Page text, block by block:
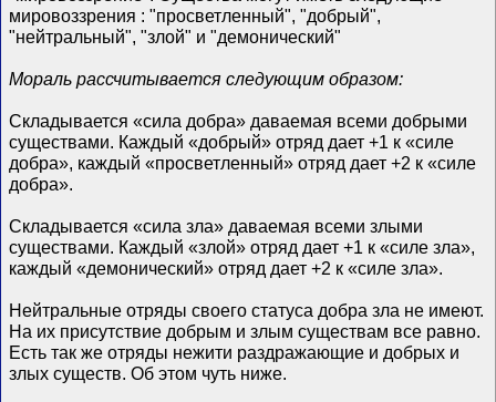
мировоззрения : "просветленный", "добрый",
"нейтральный", "злой" и "демонический"
Мораль рассчитывается следующим образом:
Складывается «сила добра» даваемая всеми добрыми
существами. Каждый «добрый» отряд дает +1 к «силе
добра», каждый «просветленный» отряд дает +2 к «силе
добра».
Складывается «сила зла» даваемая всеми злыми
существами. Каждый «злой» отряд дает +1 к «силе зла»,
каждый «демонический» отряд дает +2 к «силе зла».
Нейтральные отряды своего статуса добра зла не имеют.
На их присутствие добрым и злым существам все равно.
Есть так же отряды нежити раздражающие и добрых и
злых существ. Об этом чуть ниже.